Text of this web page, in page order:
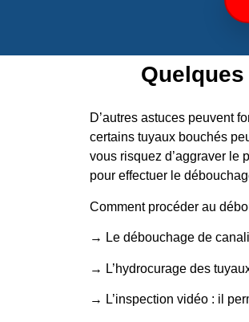
D’autres astuces peuvent
certains tuyaux bouchés
vous risquez d’aggraver le
pour effectuer le
Comment procéder au
→ Le débouchage de
→ L’hydrocurage des
→ L’inspection vidéo : il